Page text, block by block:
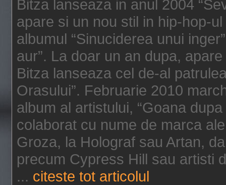
Bitza lanseaza in anul 2004
apare si un nou stil in hip-hop-
albumul “Sinuciderea unui
aur”. La doar un an dupa,
Bitza lanseaza cel de-al
Orasului”. Februarie 2010
album al artistului, “Goana
colaborat cu nume de marca
Groza, la Holograf sau Artan,
precum Cypress Hill sau artisti
... citeste tot articolul